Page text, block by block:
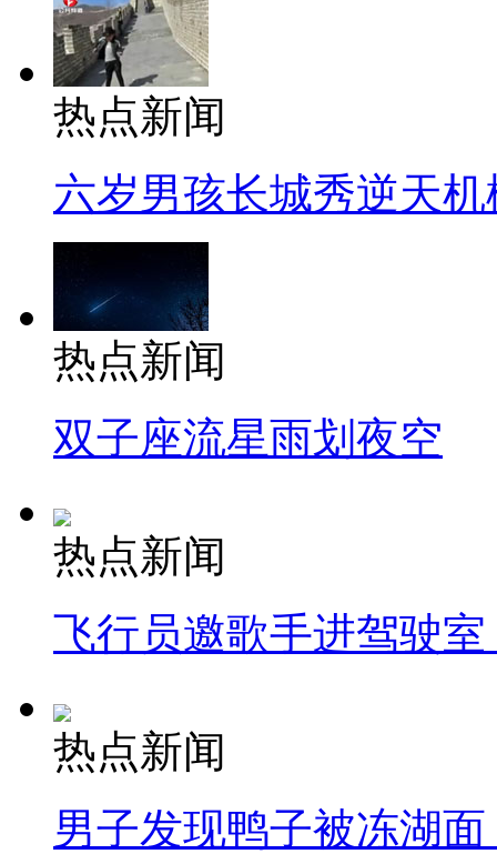
热点新闻
六岁男孩长城秀逆天机
热点新闻
双子座流星雨划夜空
热点新闻
飞行员邀歌手进驾驶
热点新闻
男子发现鸭子被冻湖